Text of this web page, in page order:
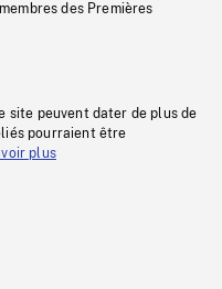
des Premières
site peuvent dater de plus de
pourraient être
plus